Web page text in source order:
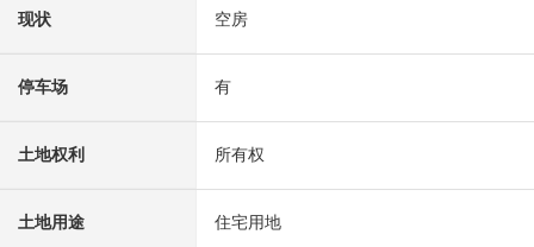
现状 空房
停车场 有
土地权利 所有权
土地用途 住宅用地